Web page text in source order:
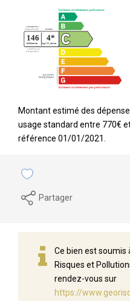
Montant estimé des
usage standard entre 770€
référence 01/01/2021.
Partager
Ce bien est soumis
Risques et
rendez-vous sur
https://